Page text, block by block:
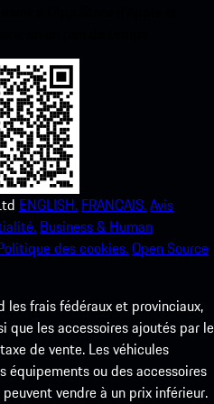
ENGLISH. FRANCAIS.Avis
Business & Human
des cookies.Open Source
frais fédéraux et provinciaux,
que les accessoires ajoutés par le
de vente. Les véhicules
équipements ou des accessoires
vendre à un prix inférieur.